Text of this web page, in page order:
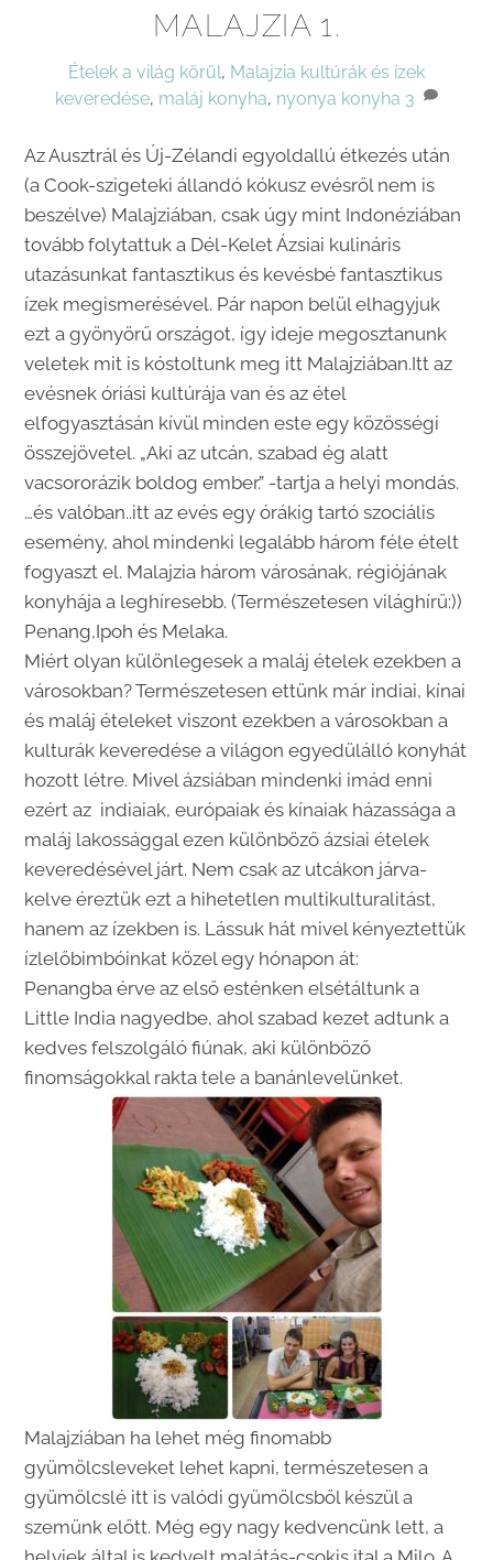
MALAJZIA 1.
Ételek a világ körül, Malajzia kultúrák és ízek
keveredése, maláj konyha, nyonya konyha 3
Az Ausztrál és Új-Zélandi egyoldallú étkezés után
(a Cook-szigeteki állandó kókusz evésről nem is
beszélve) Malajziában, csak úgy mint Indonéziában
tovább folytattuk a Dél-Kelet Ázsiai kulináris
utazásunkat fantasztikus és kevésbé fantasztikus
ízek megismerésével. Pár napon belül elhagyjuk
ezt a gyönyörű országot, így ideje megosztanunk
veletek mit is kóstoltunk meg itt Malajziában.Itt az
evésnek óriási kultúrája van és az étel
elfogyasztásán kívül minden este egy közösségi
összejövetel. „Aki az utcán, szabad ég alatt
vacsororázik boldog ember.” -tartja a helyi mondás.
…és valóban..itt az evés egy órákig tartó szociális
esemény, ahol mindenki legalább három féle ételt
fogyaszt el. Malajzia három városának, régiójának
konyhája a leghíresebb. (Természetesen világhírű:))
Penang,Ipoh és Melaka.
Miért olyan különlegesek a maláj ételek ezekben a
városokban? Természetesen ettünk már indiai, kínai
és maláj ételeket viszont ezekben a városokban a
kulturák keveredése a világon egyedülálló konyhát
hozott létre. Mivel ázsiában mindenki imád enni
ezért az indiaiak, európaiak és kínaiak házassága a
maláj lakossággal ezen különböző ázsiai ételek
keveredésével járt. Nem csak az utcákon járva-
kelve éreztük ezt a hihetetlen multikulturalitást,
hanem az ízekben is. Lássuk hát mivel kényeztettük
ízlelőbimbóinkat közel egy hónapon át:
Penangba érve az első esténken elsétáltunk a
Little India nagyedbe, ahol szabad kezet adtunk a
kedves felszolgáló fiúnak, aki különböző
finomságokkal rakta tele a banánlevelünket.
Malajziában ha lehet még finomabb
gyümölcsleveket lehet kapni, természetesen a
gyümölcslé itt is valódi gyümölcsből készül a
szemünk előtt. Még egy nagy kedvencünk lett, a